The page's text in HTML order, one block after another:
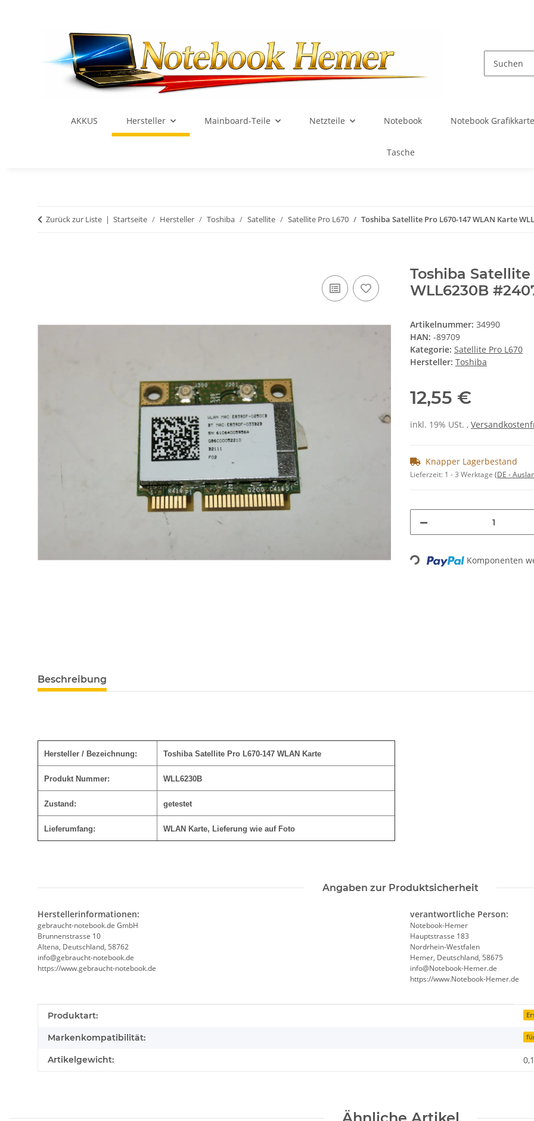
AKKUS Hersteller Mainboard-Teile Netzteile Notebook Notebook
Tasche
Zurück zur Liste Startseite Hersteller Toshiba Satellite Satellite Pro L670 Toshiba Satellite Pro L670-147 WLAN Karte
Toshiba
WLL6230B
Artikelnummer: 34990
HAN: -89709
Kategorie: Satellite Pro L670
Hersteller: Toshiba
12,55 €
inkl. 19% USt. ,
Knapper Lagerbestand
Lieferzeit: 1 - 3 Werktage (DE -
Loading... Komponenten
Beschreibung
Hersteller / Bezeichnung: Toshiba Satellite Pro L670-147 WLAN Karte
Produkt Nummer: WLL6230B
Zustand: getestet
Lieferumfang: WLAN Karte, Lieferung wie auf Foto
Angaben zur Produktsicherheit
Herstellerinformationen:
gebraucht-notebook.de GmbH
Brunnenstrasse 10
Altena, Deutschland, 58762
info@gebraucht-notebook.de
https://www.gebraucht-notebook.de
verantwortliche Person:
Notebook-Hemer
Hauptstrasse 183
Nordrhein-Westfalen
Hemer, Deutschland, 58675
info@Notebook-Hemer.de
https://www.Notebook-Hemer.de
Produkteigenschaft
Wert
Produktart:
Markenkompatibilität:
Artikelgewicht: